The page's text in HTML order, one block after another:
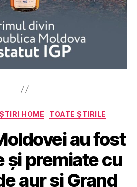
Categorii
ȘTIRI HOME TOATE ȘTIRILE
au fost
și premiate cu
aur și Grand